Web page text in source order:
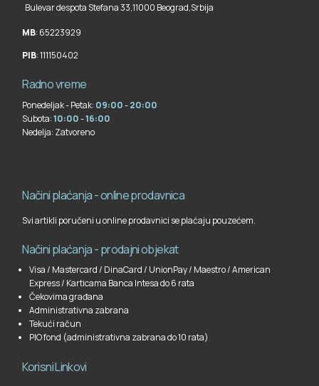
Bulevar despota Stefana 33,11000 Beograd,Srbija
MB: 65223929
PIB: 111150402
Radno vreme
Ponedeljak - Petak: 09:00-20:00
Subota:10:00-16:00
Nedelja: Zatvoreno
Načini plaćanja - online prodavnica
Svi artikli poručeni u online prodavnici se plaćaju pouzećem.
Načini plaćanja - prodajni objekat
Visa / Mastercard / DinaCard / UnionPay / Maestro / American
Express / Karticama Banca Intesa do 6 rata
Čekovima građana
Administrativna zabrana
Tekući račun
PIO fond (administrativna zabrana do 10 rata)
Korisni Linkovi